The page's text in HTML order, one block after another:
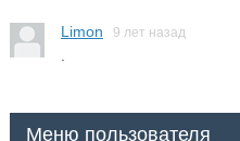
Limon 9 лет назад
Меню пользователя